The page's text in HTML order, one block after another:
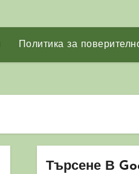
Политика за
Търсене В